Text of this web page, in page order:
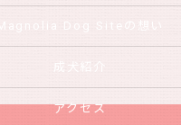
Magnolia Dog Siteの想い
成犬紹介
アクセス